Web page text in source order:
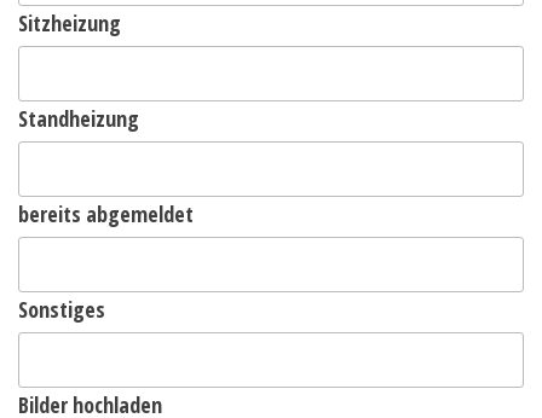
Sitzheizung
Standheizung
bereits abgemeldet
Sonstiges
Bilder hochladen